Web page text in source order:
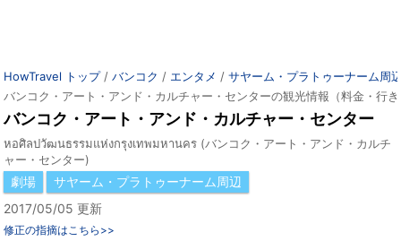
HowTravel トップ/ バンコク / エンタメ / サヤーム・プラトゥーナーム周
バンコク・アート・アンド・カルチャー・センターの観光情報（料金・行
バンコク・アート・アンド・カルチャー・センター
หอศิลปวัฒนธรรมแห่งกรุงเทพมหานคร (バンコク・アート・アンド・カルチ
ャー・センター)
劇場
サヤーム・プラトゥーナーム周辺
2017/05/05 更新
修正の指摘はこちら>>